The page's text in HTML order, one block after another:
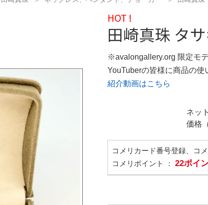
HOT !
田崎真珠 タ
※avalongallery.org 限定モ
YouTuberの皆様に商品の
紹介動画はこちら
ネッ
価格
コメリカード番号登録、コ
コメリポイント ： 22ポイ